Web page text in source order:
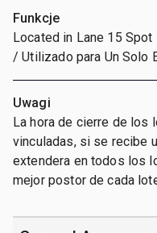
Funkcje
Located in Lane 15 Spot
/ Utilizado para Un Solo
Uwagi
La hora de cierre de los
vinculadas, si se recibe
extendera en todos los
mejor postor de cada